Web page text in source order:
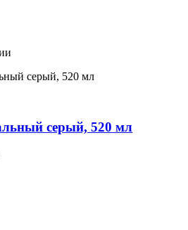
серый, 520 мл